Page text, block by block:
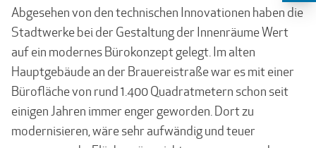
Abgesehen von den technischen Innovationen haben die
Stadtwerke bei der Gestaltung der Innenräume Wert
auf ein modernes Bürokonzept gelegt. Im alten
Hauptgebäude an der Brauereistraße war es mit einer
Bürofläche von rund 1.400 Quadratmetern schon seit
einigen Jahren immer enger geworden. Dort zu
modernisieren, wäre sehr aufwändig und teuer